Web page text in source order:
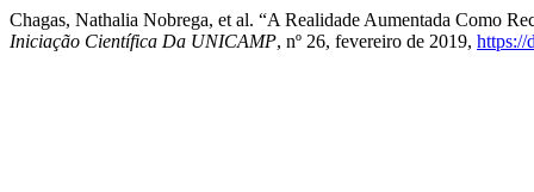
Chagas, Nathalia Nobrega, et al. “A Realidade Aumentada Como
Iniciação Científica Da UNICAMP, nº 26, fevereiro de 2019, https://